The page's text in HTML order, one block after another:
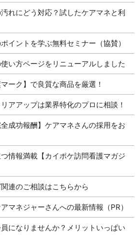
れにどう対応？試したケアマネと利
イントを学ぶ無料セミナー（協賛）
い方ページをリニューアルしました
ーク】で良質な商品を厳選！
アアップは業界特化のプロに相談！
成功報酬】ケアマネさんの採用をお
情報満載【カイポケ訪問看護マガジ
連のご相談はこちらから
マネジャーさんへの最新情報（PR）
になりませんか？メリットいっぱい